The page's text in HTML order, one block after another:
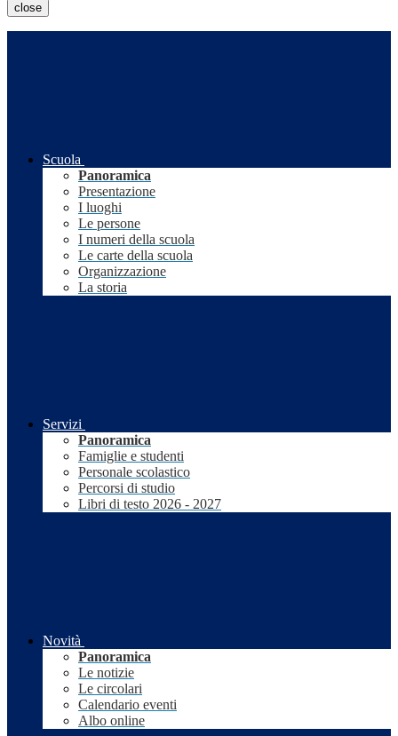
close
Scuola
Panoramica
Presentazione
I luoghi
Le persone
I numeri della scuola
Le carte della scuola
Organizzazione
La storia
Servizi
Panoramica
Famiglie e studenti
Personale scolastico
Percorsi di studio
Libri di testo 2026 - 2027
Novità
Panoramica
Le notizie
Le circolari
Calendario eventi
Albo online